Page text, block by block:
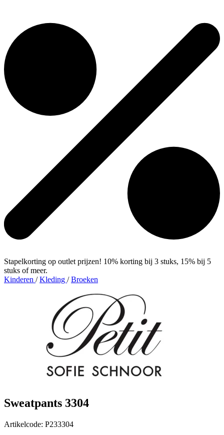
Stapelkorting op outlet prijzen! 10% korting bij 3 stuks, 15% bij 5
stuks of meer.
Kinderen / Kleding / Broeken
Sweatpants 3304
Artikelcode: P233304